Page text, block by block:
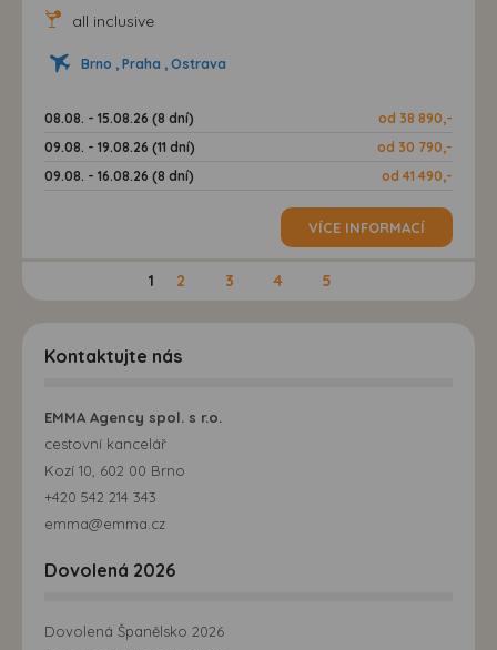
all inclusive
Brno , Praha , Ostrava
08.08. - 15.08.26 (8 dní)
od 38 890,-
09.08. - 19.08.26 (11 dní)
od 30 790,-
09.08. - 16.08.26 (8 dní)
od 41 490,-
VÍCE INFORMACÍ
1 2 3 4 5
Kontaktujte nás
EMMA Agency spol. s r.o.
cestovní kancelář
Kozí 10, 602 00 Brno
+420 542 214 343
emma@emma.cz
Dovolená 2026
Dovolená Španělsko 2026